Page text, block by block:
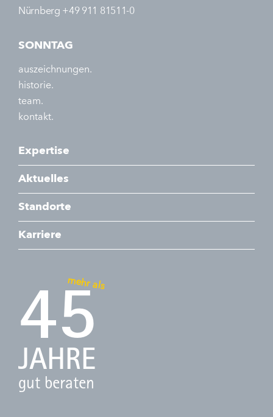
Nürnberg +49 911 81511-0
SONNTAG
auszeichnungen.
historie.
team.
kontakt.
Expertise
Aktuelles
Standorte
Karriere
mehr als
45
JAHRE
gut beraten